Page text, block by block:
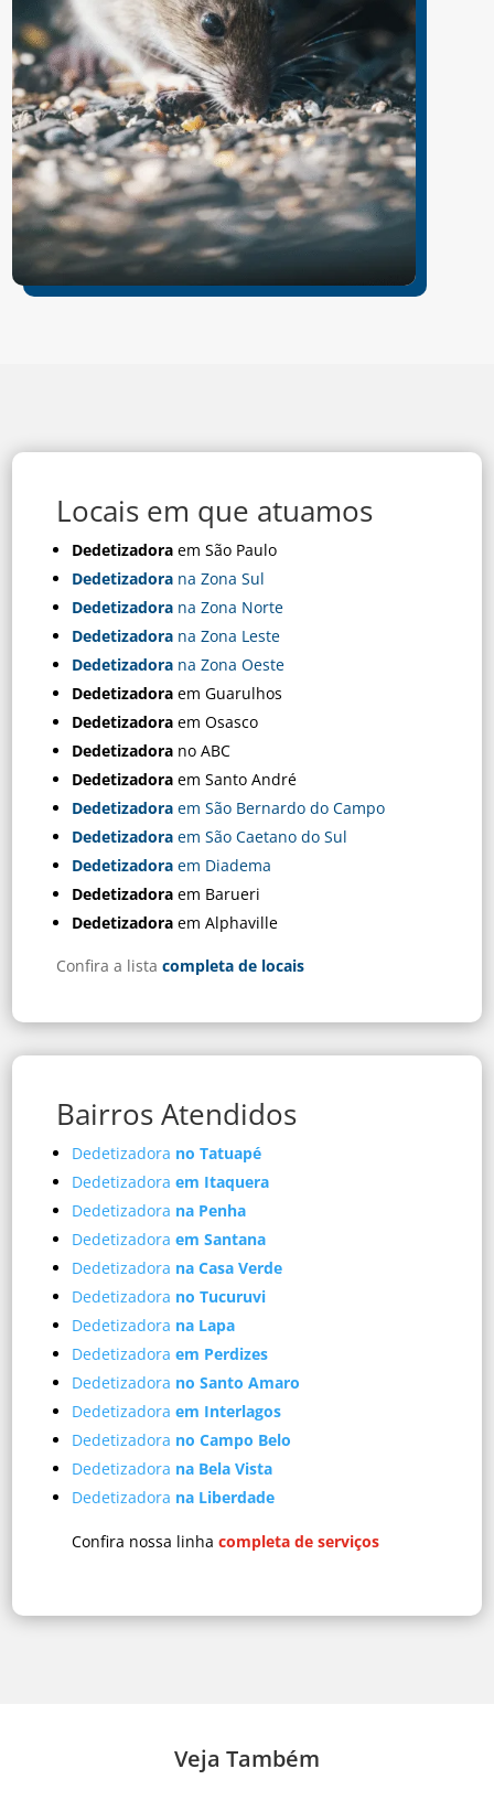
Locais em que atuamos
Dedetizadora em São Paulo
Dedetizadora na Zona Sul
Dedetizadora na Zona Norte
Dedetizadora na Zona Leste
Dedetizadora na Zona Oeste
Dedetizadora em Guarulhos
Dedetizadora em Osasco
Dedetizadora no ABC
Dedetizadora em Santo André
Dedetizadora em São Bernardo do Campo
Dedetizadora em São Caetano do Sul
Dedetizadora em Diadema
Dedetizadora em Barueri
Dedetizadora em Alphaville
Confira a listacompleta de locais
Bairros Atendidos
Dedetizadora no Tatuapé
Dedetizadora em Itaquera
Dedetizadora na Penha
Dedetizadora em Santana
Dedetizadora na Casa Verde
Dedetizadora no Tucuruvi
Dedetizadora na Lapa
Dedetizadoraem Perdizes
Dedetizadora no Santo Amaro
Dedetizadoraem Interlagos
Dedetizadora no Campo Belo
Dedetizadora na Bela Vista
Dedetizadora na Liberdade
Confira nossa linhacompleta de serviços
Veja Também